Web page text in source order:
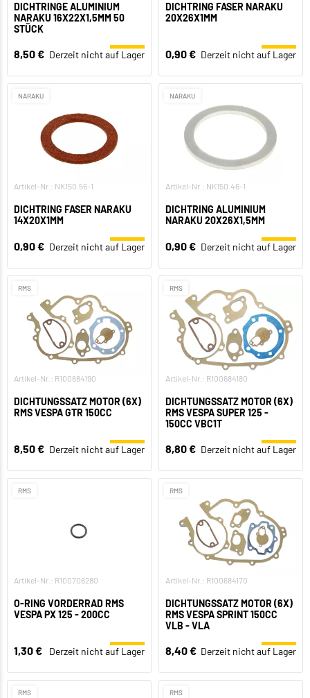
DICHTRINGE ALUMINIUM
NARAKU 16X22X1,5MM 50
STÜCK
8,50 € Derzeit nicht auf Lager
DICHTRING FASER NARAKU
20X26X1MM
0,90 € Derzeit nicht auf Lager
NARAKU
Artikel-Nr.: NK150.56-1
DICHTRING FASER NARAKU
14X20X1MM
0,90 € Derzeit nicht auf Lager
NARAKU
Artikel-Nr.: NK150.46-1
DICHTRING ALUMINIUM
NARAKU 20X26X1,5MM
0,90 € Derzeit nicht auf Lager
RMS
Artikel-Nr.: R100684190
DICHTUNGSSATZ MOTOR (6X)
RMS VESPA GTR 150CC
8,50 € Derzeit nicht auf Lager
RMS
Artikel-Nr.: R100684180
DICHTUNGSSATZ MOTOR (6X)
RMS VESPA SUPER 125 -
150CC VBC1T
8,80 € Derzeit nicht auf Lager
RMS
Artikel-Nr.: R100706280
O-RING VORDERRAD RMS
VESPA PX 125 - 200CC
1,30 € Derzeit nicht auf Lager
RMS
Artikel-Nr.: R100684170
DICHTUNGSSATZ MOTOR (6X)
RMS VESPA SPRINT 150CC
VLB - VLA
8,40 € Derzeit nicht auf Lager
RMS RMS